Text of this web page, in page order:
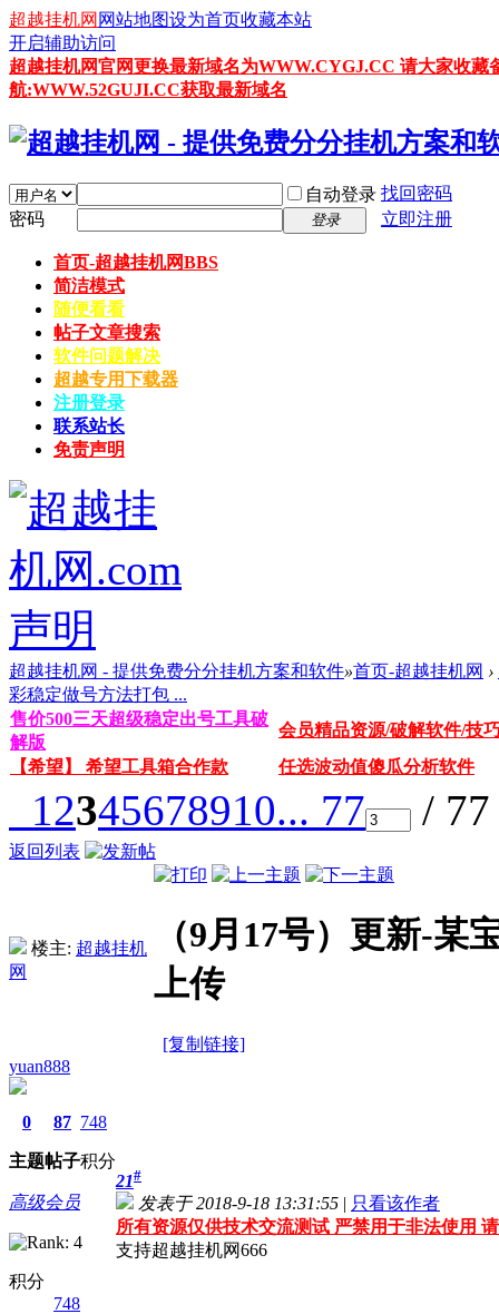
超越挂机网 网站地图设为首页收藏本站
开启辅助访问
超越挂机网官网更换最新域名为WWW.CYGJ.CC 请大家收
航:WWW.52GUJI.CC获取最新域名
自动登录 找回密码
密码
登录 立即注册
首页-超越挂机网BBS
简洁模式
随便看看
帖子文章搜索
软件问题解决
超越专用下载器
注册登录
联系站长
免责声明
超越挂机网 - 提供免费分分挂机方案和软件»首页-超越挂机网 ›
彩稳定做号方法打包 ...
售价500三天超级稳定出号工具破
解版
会员精品资源/破解软件/技
【希望】 希望工具箱合作款
任选波动值傻瓜分析软件
12345678910... 77 /
返回列表
楼主: 超越挂机
网
（9月17号）更新-
上传
[复制链接]
yuan888
0
主题
87
帖子
748
积分
高级会员
积分
748
21#
发表于 2018-9-18 13:31:55 | 只看该作者
所有资源仅供技术交流测试 严禁用于非法使用
支持超越挂机网666